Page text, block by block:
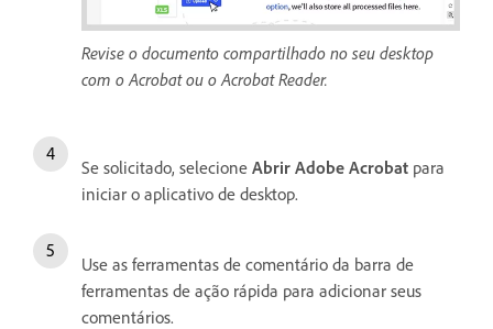
Revise o documento compartilhado no seu desktop
com o Acrobat ou o Acrobat Reader.
Se solicitado, selecione Abrir Adobe Acrobat para
iniciar o aplicativo de desktop.
Use as ferramentas de comentário da barra de
ferramentas de ação rápida para adicionar seus
comentários.